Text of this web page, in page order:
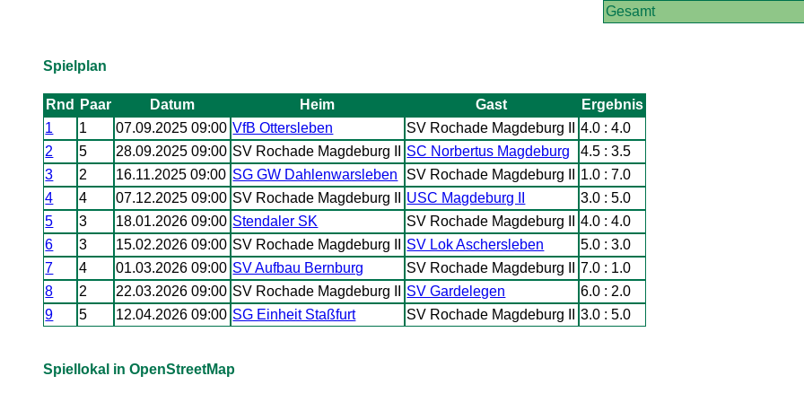
Gesamt
Spielplan
Rnd Paar Datum Heim Gast
Ergebnis
1
1 07.09.2025 09:00 VfB Ottersleben SV Rochade Magdeburg II
4.0 : 4.0
2
5 28.09.2025 09:00 SV Rochade Magdeburg II SC Norbertus Magdeburg
4.5 : 3.5
3
2 16.11.2025 09:00 SG GW Dahlenwarsleben SV Rochade Magdeburg II
1.0 : 7.0
4
4 07.12.2025 09:00 SV Rochade Magdeburg II USC Magdeburg II
3.0 : 5.0
5
3 18.01.2026 09:00 Stendaler SK SV Rochade Magdeburg II
4.0 : 4.0
6
3 15.02.2026 09:00 SV Rochade Magdeburg II SV Lok Aschersleben
5.0 : 3.0
7
4 01.03.2026 09:00 SV Aufbau Bernburg SV Rochade Magdeburg II
7.0 : 1.0
8
2 22.03.2026 09:00 SV Rochade Magdeburg II SV Gardelegen
6.0 : 2.0
9
5 12.04.2026 09:00 SG Einheit Staßfurt SV Rochade Magdeburg II 3.0 : 5.0
Spiellokal in OpenStreetMap